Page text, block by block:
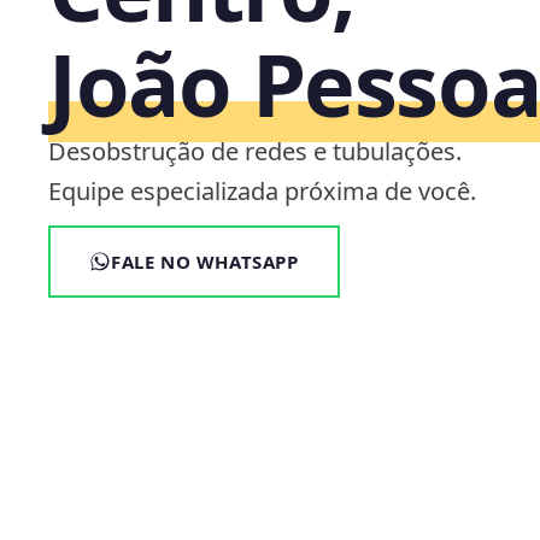
João
Desobstrução de redes e tubulações.
Equipe especializada próxima de você.
FALE NO WHATSAPP